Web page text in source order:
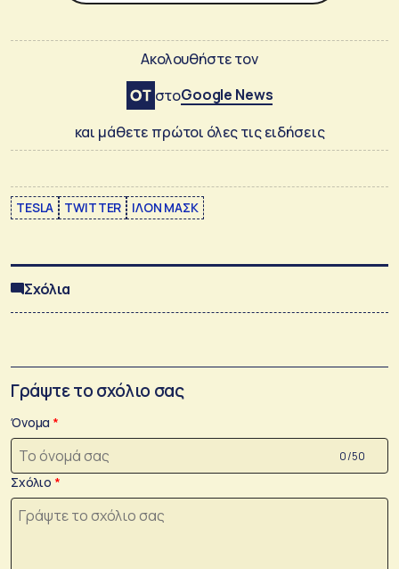
Ακολουθήστε τον
στοGoogle News
και μάθετε πρώτοι όλες τις ειδήσεις
TESLA TWITTER ΙΛΟΝ ΜΑΣΚ
Σχόλια
Γράψτε το σχόλιο σας
Όνομα
0 /50
Σχόλιο